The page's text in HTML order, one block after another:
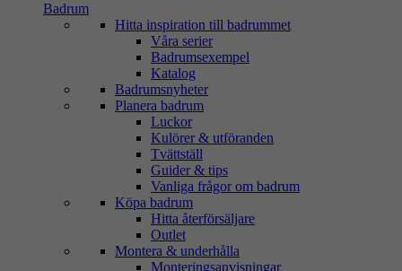
Badrum
Hitta inspiration till badrummet
Våra serier
Badrumsexempel
Katalog
Badrumsnyheter
Planera badrum
Luckor
Kulörer & utföranden
Tvättställ
Guider & tips
Vanliga frågor om badrum
Köpa badrum
Hitta återförsäljare
Outlet
Montera & underhålla
Monteringsanvisningar